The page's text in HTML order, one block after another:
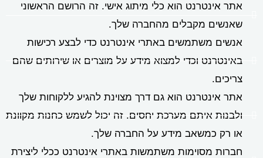
אתר אינטרנט הוא כלי מיתוג אישי. זה הרושם הראשוני
שאנשים מקבלים מהחברה שלך.
אנשים משתמשים באתרי אינטרנט כדי לבצע רכישות
באינטרנט וכדי למצוא מידע על מוצרים או שירותים שהם
צריכים.
אתר אינטרנט הוא גם דרך מצוינת להגיע ללקוחות שלך
ולבנות איתם מערכת יחסים. זה יכול לשמש כחנות מקוונת
או רק כמשאב מידע על החברה שלך.
חברות מסוימות משתמשות באתרי אינטרנט ככלי ליצירת